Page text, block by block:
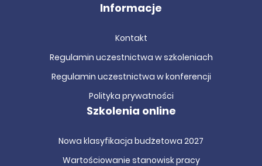
Informacje
Kontakt
Regulamin uczestnictwa w szkoleniach
Regulamin uczestnictwa w konferencji
Polityka prywatności
Szkolenia online
Nowa klasyfikacja budżetowa 2027
Wartościowanie stanowisk pracy